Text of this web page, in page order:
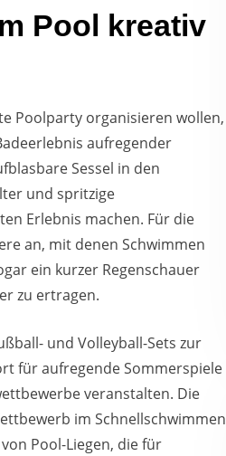
Pool kreativ
Poolparty organisieren wollen,
aufregender
Sessel in den
und spritzige
Erlebnis machen. Für die
an, mit denen Schwimmen
ein kurzer Regenschauer
zu ertragen.
und Volleyball-Sets zur
für aufregende Sommerspiele
veranstalten. Die
im Schnellschwimmen
Pool-Liegen, die für